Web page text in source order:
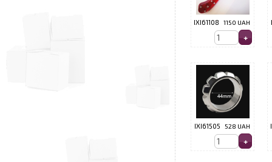
IXI61108 1150 UAH
IXI61505 528 UAH